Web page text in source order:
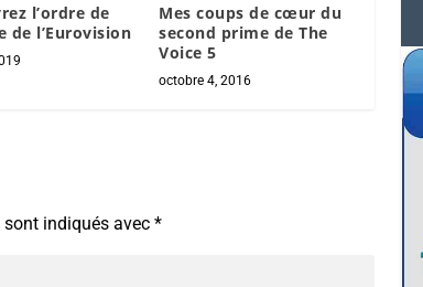
l’ordre de
de l’Eurovision
Mes coups de cœur du
second prime de The
Voice 5
octobre 4, 2016
indiqués avec *